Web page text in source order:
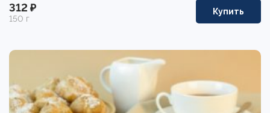
312 ₽
150 г
Купить